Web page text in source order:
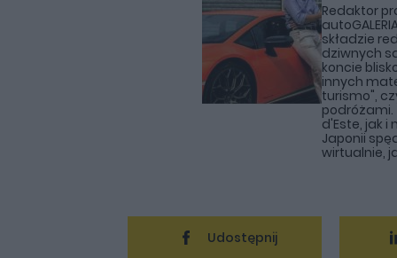
Redaktor
składzie
dziwnych
koncie
innych
turismo",
podróżami.
d'Este, jak i
Japonii
wirtualnie,
Udostępnij